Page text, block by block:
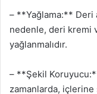
– **Yağlama:** Deri
nedenle, deri kremi
yağlanmalıdır.
– **Şekil Koruyucu:**
zamanlarda,